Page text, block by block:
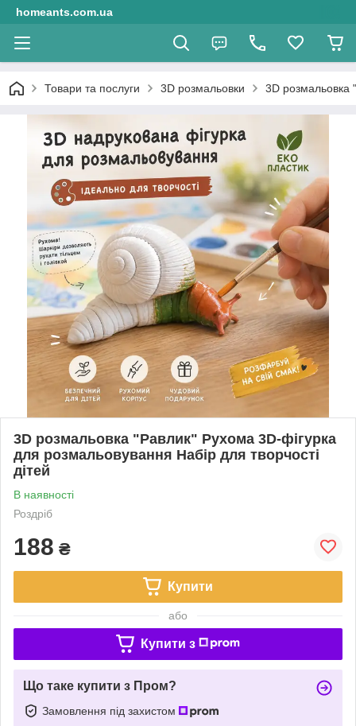
homeants.com.ua
Товари та послуги 3D розмальовки 3D розмальовка
3D розмальовка "Равлик" Рухома 3D-фігурка
для розмальовування Набір для творчості
дітей
В наявності
Роздріб
188 ₴
Купити
або
Купити з
Що таке купити з Пром?
Замовлення під захистом